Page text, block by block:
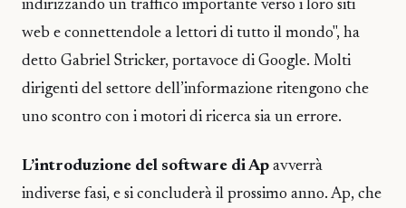
indirizzando un traffico importante verso i loro siti
web e connettendole a lettori di tutto il mondo", ha
detto Gabriel Stricker, portavoce di Google. Molti
dirigenti del settore dell’informazione ritengono che
uno scontro con i motori di ricerca sia un errore.
L’introduzione del software di Ap avverrà
indiverse fasi, e si concluderà il prossimo anno. Ap, che